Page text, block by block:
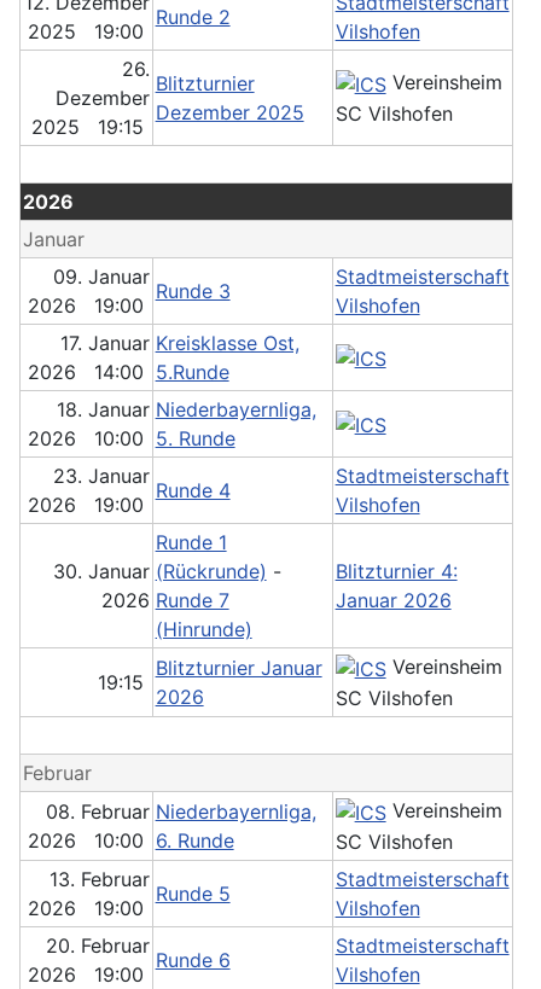
2025 19:00
Runde 2
Vilshofen
26.
Dezember
2025 19:15
Blitzturnier
Dezember 2025
Vereinsheim
SC Vilshofen
2026
Januar
09. Januar
2026 19:00
Runde 3
Stadtmeisterschaft
Vilshofen
17. Januar
2026 14:00
Kreisklasse Ost,
5.Runde
18. Januar
2026 10:00
Niederbayernliga,
5. Runde
23. Januar
2026 19:00
Runde 4
Stadtmeisterschaft
Vilshofen
30. Januar
2026
Runde 1
(Rückrunde) -
Runde 7
(Hinrunde)
Blitzturnier 4:
Januar 2026
19:15
Blitzturnier Januar
2026
Vereinsheim
SC Vilshofen
Februar
08. Februar
2026 10:00
Niederbayernliga,
6. Runde
Vereinsheim
SC Vilshofen
13. Februar
2026 19:00
Runde 5
Stadtmeisterschaft
Vilshofen
20. Februar
2026 19:00
Runde 6
Stadtmeisterschaft
Vilshofen